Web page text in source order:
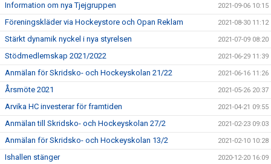
Information om nya Tjejgruppen 2021-09-06 10:15
Föreningskläder via Hockeystore och Opan Reklam 2021-08-30 11:12
Stärkt dynamik nyckel i nya styrelsen 2021-07-09 08:20
Stödmedlemskap 2021/2022 2021-06-29 11:39
Anmälan för Skridsko- och Hockeyskolan 21/22 2021-06-16 11:26
Årsmöte 2021 2021-05-26 20:37
Arvika HC investerar för framtiden 2021-04-21 09:55
Anmälan till Skridsko- och Hockeyskolan 27/2 2021-02-23 09:03
Anmälan för Skridsko- och Hockeyskolan 13/2 2021-02-10 10:28
Ishallen stänger 2020-12-20 16:09